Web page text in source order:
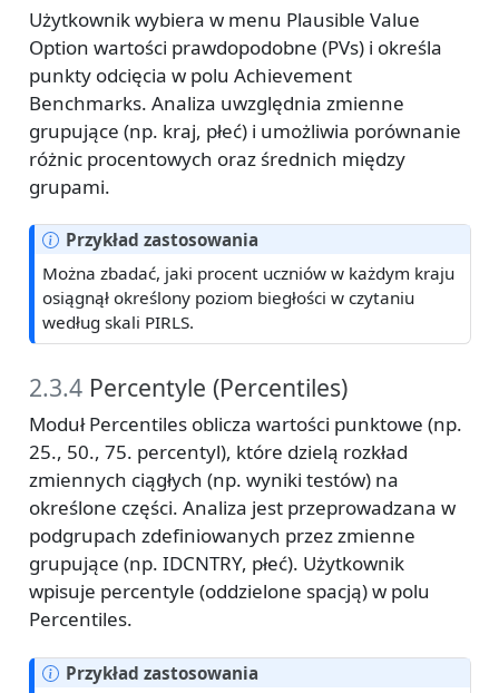
Użytkownik wybiera w menu Plausible Value
Option wartości prawdopodobne (PVs) i określa
punkty odcięcia w polu Achievement
Benchmarks. Analiza uwzględnia zmienne
grupujące (np. kraj, płeć) i umożliwia porównanie
różnic procentowych oraz średnich między
grupami.
Przykład zastosowania
Można zbadać, jaki procent uczniów w każdym kraju
osiągnął określony poziom biegłości w czytaniu
według skali PIRLS.
2.3.4Percentyle (Percentiles)
Moduł Percentiles oblicza wartości punktowe (np.
25., 50., 75. percentyl), które dzielą rozkład
zmiennych ciągłych (np. wyniki testów) na
określone części. Analiza jest przeprowadzana w
podgrupach zdefiniowanych przez zmienne
grupujące (np. IDCNTRY, płeć). Użytkownik
wpisuje percentyle (oddzielone spacją) w polu
Percentiles.
Przykład zastosowania